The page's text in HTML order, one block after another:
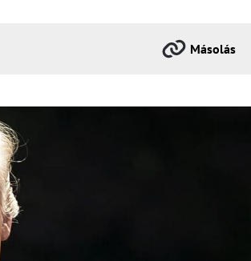
Másolás